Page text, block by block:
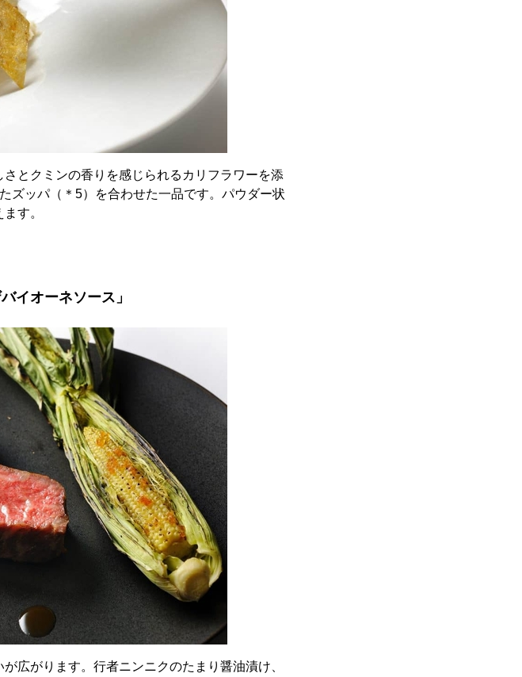
とクミンの香りを感じられるカリフラワーを添
ズッパ（＊5）を合わせた一品です。パウダー状
す。
イオーネソース」
広がります。行者ニンニクのたまり醤油漬け、